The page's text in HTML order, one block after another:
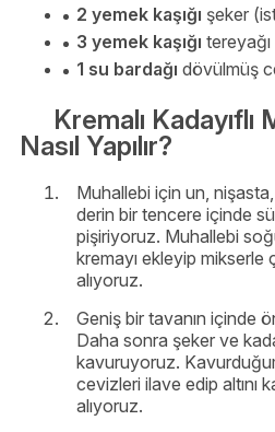
2 yemek kaşığı şeker
3 yemek kaşığı tereyağı
1 su bardağı dövülmüş
Kremalı Kadayıflı
Nasıl Yapılır?
Muhallebi için un,
derin bir tencere içinde
pişiriyoruz. Muhallebi
kremayı ekleyip mikserle
alıyoruz.
Geniş bir tavanın içinde
Daha sonra şeker ve
kavuruyoruz.
cevizleri ilave edip altını
alıyoruz.